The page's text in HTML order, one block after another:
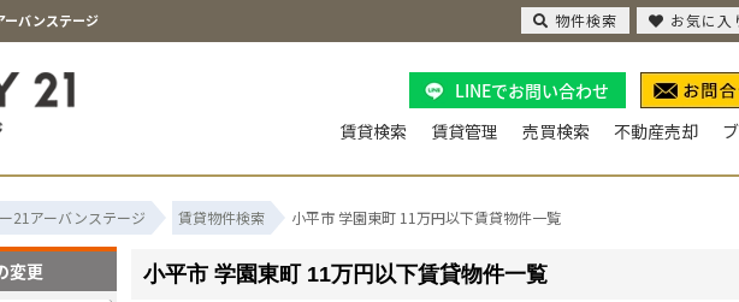
ーバンステージ
LINEでお問い合わせ
賃貸検索 賃貸管理 売買検索 不動産売却
21アーバンステージ 賃貸物件検索 小平市 学園東町 11万円以下賃貸物件一覧
小平市 学園東町 11万円以下賃貸物件一覧
変更
物件検索 お気に入